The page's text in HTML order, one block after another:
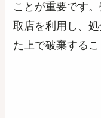
ことが重要です
取店を利用し、
た上で破棄する